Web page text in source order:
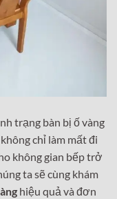
trạng bàn bị ố vàng
chỉ làm mất đi
không gian bếp trở
ta sẽ cùng khám
hiệu quả và đơn